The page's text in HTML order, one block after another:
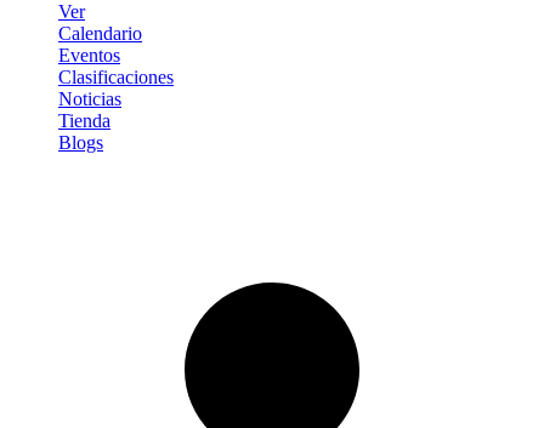
Ver
Calendario
Eventos
Clasificaciones
Noticias
Tienda
Blogs